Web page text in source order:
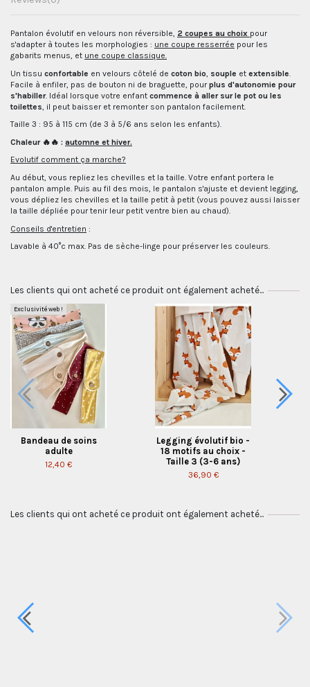
Pantalon évolutif en velours non réversible, 2 coupes au choix pour
s'adapter à toutes les morphologies : une coupe resserrée pour les
gabarits menus, et une coupe classique.
Un tissu confortable en velours côtelé de coton bio souple et extensible
Facile à enfiler, pas de bouton ni de braguette, pourplus d'autonomie pour
s'habiller. Idéal lorsque votre enfant commence à aller sur le pot ou les
toilettes , il peut baisser et remonter son pantalon facilement.
Taille 3 : 95 à 115 cm (de 3 à 5/6 ans selon les enfants).
Chaleur 🔥🔥 : automne et hiver.
Evolutif comment ça marche?
Au début, vous repliez les chevilles et la taille. Votre enfant portera le
pantalon ample. Puis au fil des mois, le pantalon s'ajuste et devient legging,
vous dépliez les chevilles et la taille petit à petit (vous pouvez aussi laisser
la taille dépliée pour tenir leur petit ventre bien au chaud).
Conseils d'entretien :
Lavable à 40°c max. Pas de sèche-linge pour préserver les couleurs.
Les clients qui ont acheté ce produit ont également acheté...
Exclusivité web !
Bandeau de soins
adulte
12,40 €
Legging évolutif bio -
18 motifs au choix -
Taille 3 (3-6 ans)
36,90 €
🔥🔥🔥Pantalon
évolutif molletonné
🔥🔥Pantalon évolutif
en velours bleu
Pantalon évolutif bio
- Pâquerettes fond
Les clients qui ont acheté ce produit ont également acheté...